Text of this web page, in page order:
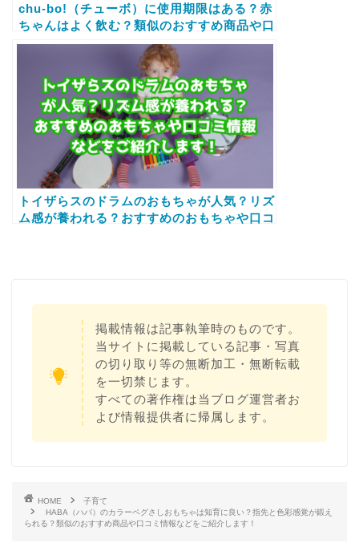
chu-bo!（チューボ）に使用期限はある？赤
ちゃんはよく飲む？類似のおすすめ商品や口
コミ情報などをご紹介します！
トイザらスのドラムのおもちゃが人気？リズ
ム感が養われる？おすすめのおもちゃや口コ
掲載情報は記事執筆時のものです。
当サイトに掲載している記事・写真
の切り取り等の無断加工・無断転載
を一切禁じます。
すべての著作権は当ブログ運営者お
よび情報提供者に帰属します。
HOME
子育て
HABA（ハバ）のカラーペグさしおもちゃは知育に良い？指先と色彩感覚が鍛え
られる？類似のおすすめ商品や口コミ情報などをご紹介します！